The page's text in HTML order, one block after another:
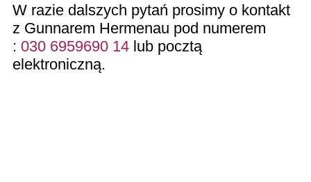
W razie dalszych pytań prosimy o kontakt
z Gunnarem Hermenau pod numerem
: 030 6959690 14 lub pocztą
elektroniczną.